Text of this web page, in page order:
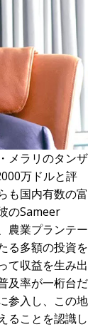
メラリのタンザ
万ドルと評
も国内有数の富
のSameer
農業プランテー
る多額の投資を
て収益を生み出
及率が一桁台だ
参入し、この地
ることを認識し